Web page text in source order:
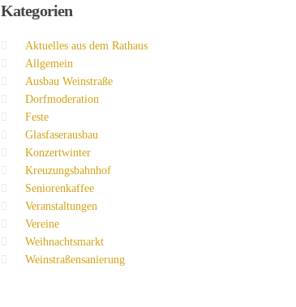
Kategorien
Aktuelles aus dem Rathaus
Allgemein
Ausbau Weinstraße
Dorfmoderation
Feste
Glasfaserausbau
Konzertwinter
Kreuzungsbahnhof
Seniorenkaffee
Veranstaltungen
Vereine
Weihnachtsmarkt
Weinstraßensanierung